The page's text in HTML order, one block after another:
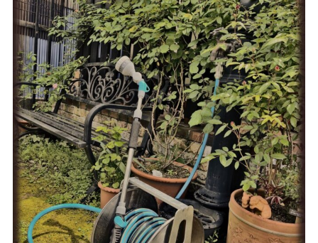
公
式
Youtube
公
式
Facebook
公
式
Twitter
公
式
Instagram
公
式
LINE